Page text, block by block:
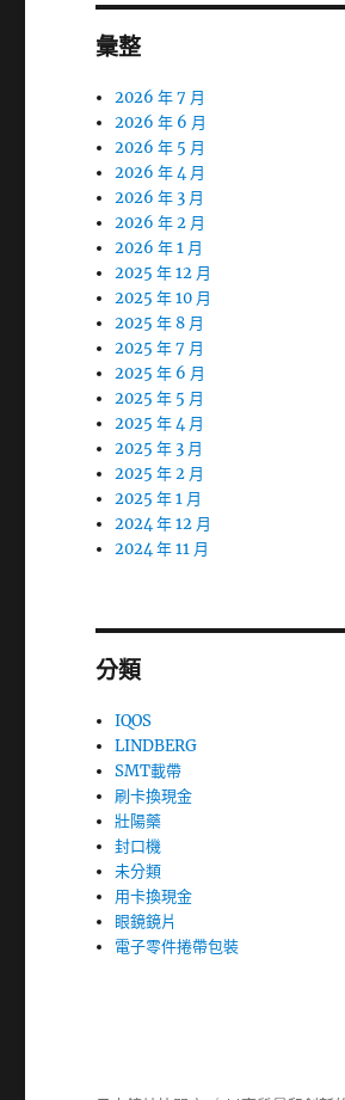
彙整
2026 年 7 月
2026 年 6 月
2026 年 5 月
2026 年 4 月
2026 年 3 月
2026 年 2 月
2026 年 1 月
2025 年 12 月
2025 年 10 月
2025 年 8 月
2025 年 7 月
2025 年 6 月
2025 年 5 月
2025 年 4 月
2025 年 3 月
2025 年 2 月
2025 年 1 月
2024 年 12 月
2024 年 11 月
分類
IQOS
LINDBERG
SMT載帶
刷卡換現金
壯陽藥
封口機
未分類
用卡換現金
眼鏡鏡片
電子零件捲帶包裝